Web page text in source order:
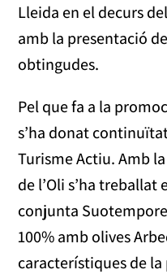
Lleida en el decurs
amb la presentació
obtingudes.
Pel que fa a la
s’ha donat
Turisme Actiu. Amb
de l’Oli s’ha treballat
conjunta
100% amb olives
característiques de